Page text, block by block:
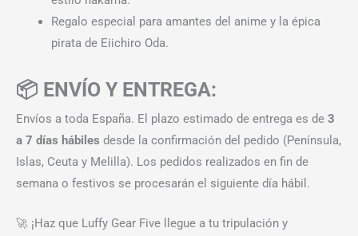
Regalo especial para amantes del anime y la épica
pirata de Eiichiro Oda.
📦 ENVÍO Y ENTREGA:
Envíos a toda España. El plazo estimado de entrega es de 3
a 7 días hábiles desde la confirmación del pedido (Península,
Islas, Ceuta y Melilla). Los pedidos realizados en fin de
semana o festivos se procesarán el siguiente día hábil.
🚀 ¡Haz que Luffy Gear Five llegue a tu tripulación y